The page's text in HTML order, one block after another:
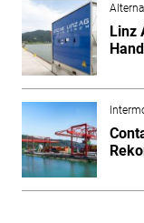
Linz